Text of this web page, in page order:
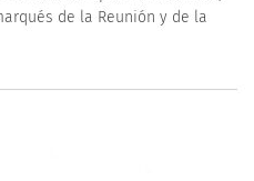
de la Reunión y de la